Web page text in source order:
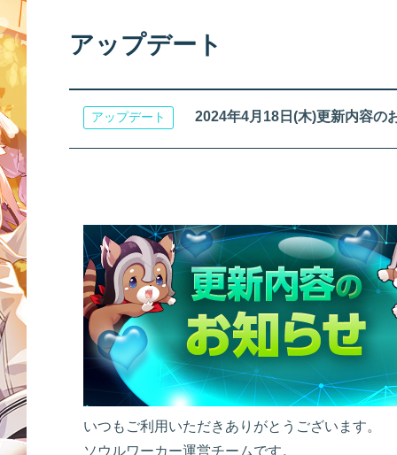
アップ
アップデート
アップデート 2024年4月18日(木)更新内容の
いつもご利用いただきありがとうございます。
ソウルワーカー運営チームです。